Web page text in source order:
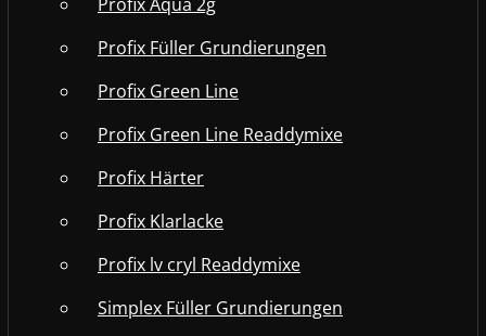
Profix Füller Grundierungen
Profix Green Line
Profix Green Line Readdymixe
Profix Härter
Profix Klarlacke
Profix lv cryl Readdymixe
Simplex Füller Grundierungen